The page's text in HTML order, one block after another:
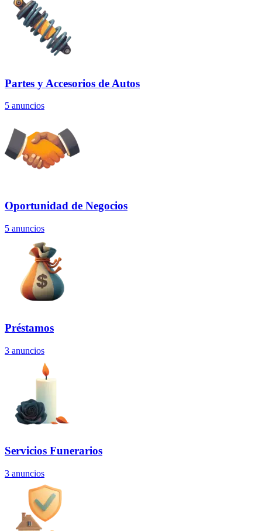
Partes y Accesorios de Autos
5 anuncios
Oportunidad de Negocios
5 anuncios
Préstamos
3 anuncios
Servicios Funerarios
3 anuncios